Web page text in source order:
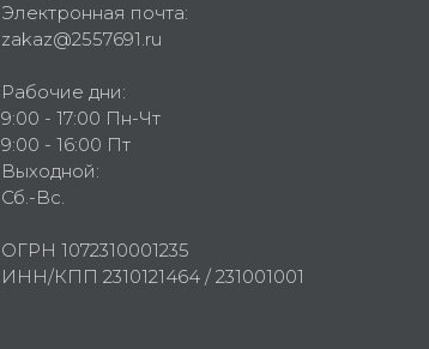
Электронная почта:
zakaz@2557691.ru
Рабочие дни:
9:00 - 17:00 Пн-Чт
9:00 - 16:00 Пт
Выходной:
Сб.-Вс.
ОГРН 1072310001235
ИНН/КПП 2310121464 / 231001001